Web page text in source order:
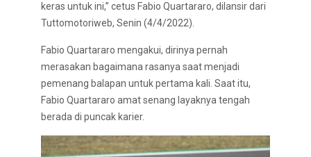
keras untuk ini,” cetus Fabio Quartararo, dilansir dari
Tuttomotoriweb, Senin (4/4/2022).
Fabio Quartararo mengakui, dirinya pernah
merasakan bagaimana rasanya saat menjadi
pemenang balapan untuk pertama kali. Saat itu,
Fabio Quartararo amat senang layaknya tengah
berada di puncak karier.